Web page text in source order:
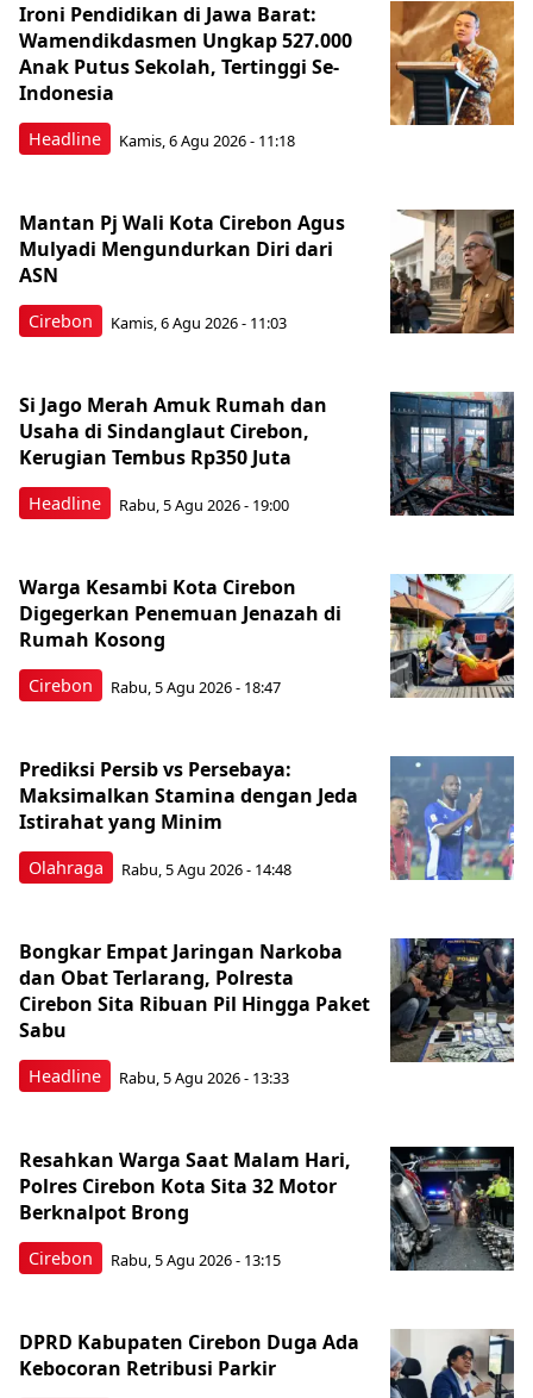
Headline
Ironi Pendidikan di Jawa Barat:
Wamendikdasmen Ungkap 527.000
Anak Putus Sekolah, Tertinggi Se-
Indonesia
Kamis, 6 Agu 2026 - 11:18
Cirebon
Mantan Pj Wali Kota Cirebon Agus
Mulyadi Mengundurkan Diri dari
ASN
Kamis, 6 Agu 2026 - 11:03
Headline
Si Jago Merah Amuk Rumah dan
Usaha di Sindanglaut Cirebon,
Kerugian Tembus Rp350 Juta
Rabu, 5 Agu 2026 - 19:00
Cirebon
Warga Kesambi Kota Cirebon
Digegerkan Penemuan Jenazah di
Rumah Kosong
Rabu, 5 Agu 2026 - 18:47
Olahraga
Prediksi Persib vs Persebaya:
Maksimalkan Stamina dengan Jeda
Istirahat yang Minim
Rabu, 5 Agu 2026 - 14:48
Headline
Bongkar Empat Jaringan Narkoba
dan Obat Terlarang, Polresta
Cirebon Sita Ribuan Pil Hingga Paket
Sabu
Rabu, 5 Agu 2026 - 13:33
Cirebon
Resahkan Warga Saat Malam Hari,
Polres Cirebon Kota Sita 32 Motor
Berknalpot Brong
Rabu, 5 Agu 2026 - 13:15
DPRD Kabupaten Cirebon Duga Ada
Kebocoran Retribusi Parkir